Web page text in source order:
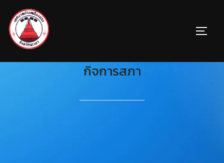
กิจการสภา